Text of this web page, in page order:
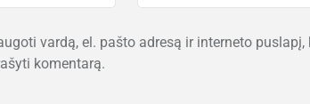
vardą, el. pašto adresą ir interneto
komentarą.